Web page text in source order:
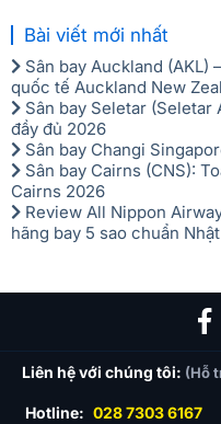
Bài viết mới nhất
Sân bay Auckland (AKL)
quốc tế Auckland New
Sân bay Seletar (Seletar
đầy đủ 2026
Sân bay Changi
Sân bay Cairns (CNS):
Cairns 2026
Review All Nippon
hãng bay 5 sao chuẩn Nhật
Liên hệ với chúng tôi: (Hỗ
Hotline: 028 7303 6167